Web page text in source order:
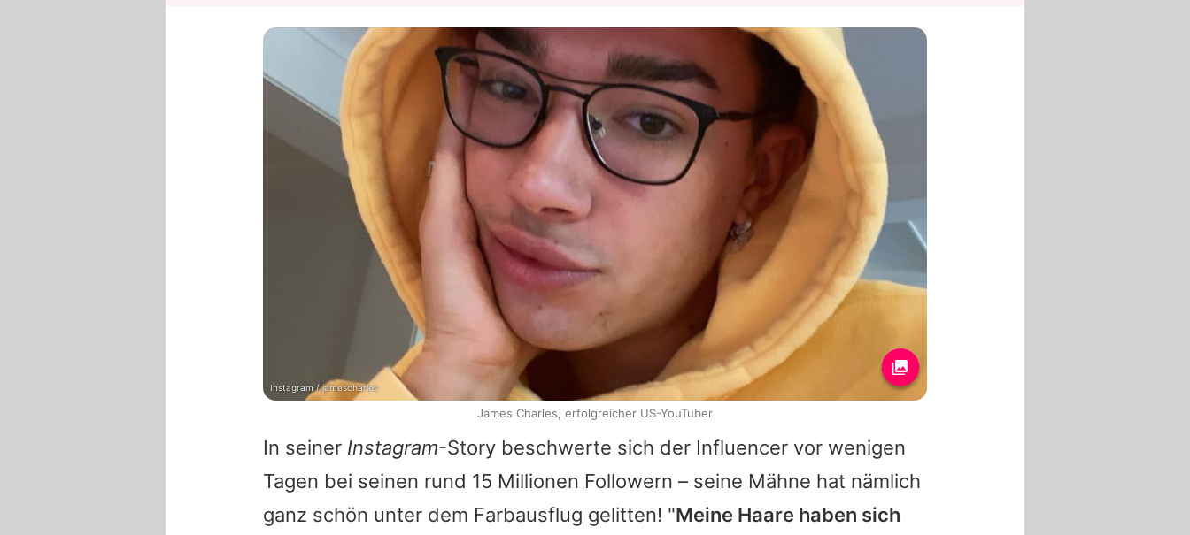
In seiner Instagram-Story beschwerte sich der Influencer vor wenigen
Tagen bei seinen rund 15 Millionen Followern – seine Mähne hat nämlich
ganz schön unter dem Farbausflug gelitten! "Meine Haare haben sich
Instagram / jamescharles
James Charles, erfolgreicher US-YouTuber